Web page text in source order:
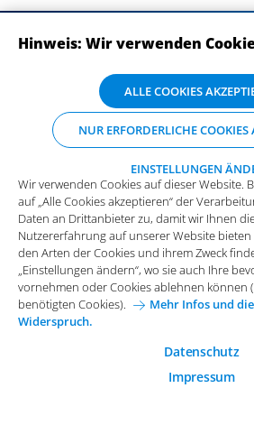
Impressum
Allgemeine
Karriere bei Arvato Systems
Wir verwenden Cookies auf dieser Website.
auf „Alle Cookies akzeptieren“ der
Daten an Drittanbieter zu, damit wir Ihnen
Nutzererfahrung auf unserer Website
den Arten der Cookies und ihrem Zweck
„Einstellungen ändern“, wo sie auch Ihre
vornehmen oder Cookies ablehnen können
benötigten Cookies).
Mehr Infos und
Widerspruch.
Datenschutz
Impressum
Hinweis: Wir verwenden
ALLE COOKIES
NUR ERFORDERLICHE COOKIES
EINSTELLUNGEN
Wir verwenden Cookies auf dieser Website.
auf „Alle Cookies akzeptieren“ der
Daten an Drittanbieter zu, damit wir Ihnen
Nutzererfahrung auf unserer Website bieten
den Arten der Cookies und ihrem Zweck
„Einstellungen ändern“, wo sie auch Ihre
vornehmen oder Cookies ablehnen können
benötigten Cookies).
Mehr Infos und
Widerspruch.
Funktionale Cookies
Diese Cookies sind essenziell
Funktion der Website.
Analytische Cookies
Analytische Cookies werden